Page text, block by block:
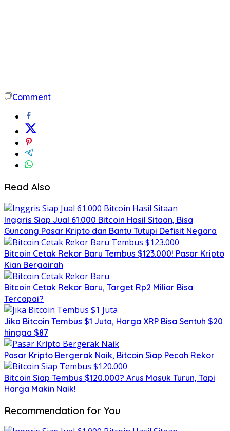
Comment
Read Also
Inggris Siap Jual 61.000 Bitcoin Hasil Sitaan, Bisa
Guncang Pasar Kripto dan Bantu Tutupi Defisit Negara
Bitcoin Cetak Rekor Baru Tembus $123.000! Pasar Kripto
Kian Bergairah
Bitcoin Cetak Rekor Baru, Target Rp2 Miliar Bisa
Tercapai?
Jika Bitcoin Tembus $1 Juta, Harga XRP Bisa Sentuh $20
hingga $87
Pasar Kripto Bergerak Naik, Bitcoin Siap Pecah Rekor
Bitcoin Siap Tembus $120.000? Arus Masuk Turun, Tapi
Harga Makin Naik!
Recommendation for You